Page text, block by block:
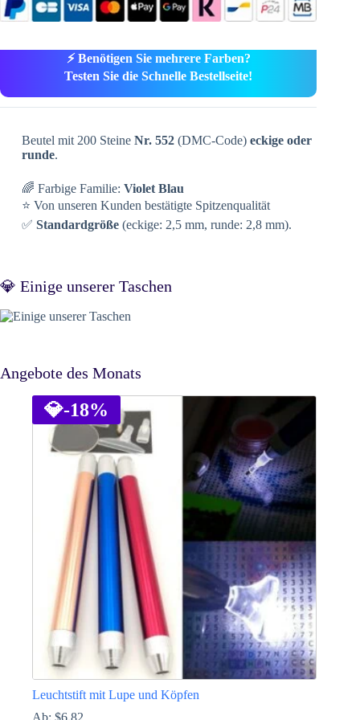
⚡ Benötigen Sie mehrere Farben?
Testen Sie die Schnelle Bestellseite!
Beutel mit 200 Steine Nr. 552(DMC-Code) eckige oder
runde.
🌈 Farbige Familie: Violet Blau
⭐ Von unseren Kunden bestätigte Spitzenqualität
✅ Standardgröße(eckige: 2,5 mm, runde: 2,8 mm).
💎 Einige unserer Taschen
Angebote des Monats
💎-18%
Leuchtstift mit Lupe und Köpfen